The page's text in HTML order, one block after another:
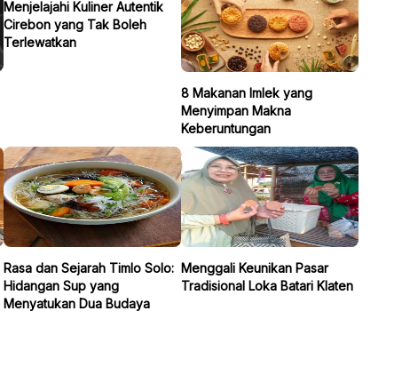
Menjelajahi Kuliner Autentik
Cirebon yang Tak Boleh
Terlewatkan
8 Makanan Imlek yang
Menyimpan Makna
Keberuntungan
Rasa dan Sejarah Timlo Solo:
Hidangan Sup yang
Menyatukan Dua Budaya
Menggali Keunikan Pasar
Tradisional Loka Batari Klaten